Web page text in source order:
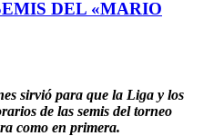
DEL «MARIO
sirvió para que la Liga y los
de las semis del torneo
como en primera.